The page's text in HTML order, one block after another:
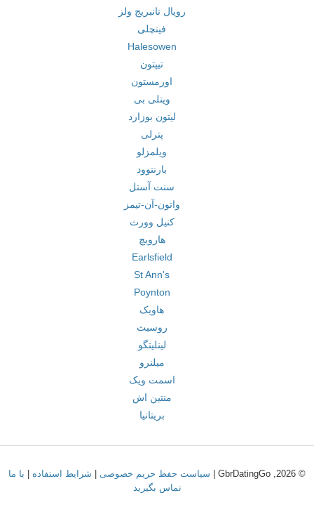
رویال تانبریج ولز
فینچلی
Halesowen
تیپتون
اورمستون
ویتلی بی
لیتون بوزارد
پترلی
ویلمزلو
بارنتوود
سنت آستل
واتون-آن-تیمز
کنیل وورث
هارویچ
Earlsfield
St Ann's
Poynton
هاویک
روسیث
لینلیتگو
میلنرو
اسمت ویک
منتین اش
بریتانیا
© 2026, GbrDatingGo | سیاست حفظ حریم خصوصی شرایط استفاده
با ما
تماس بگیرید